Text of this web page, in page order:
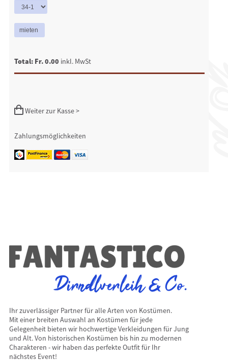
Total: Fr. 0.00 inkl. MwSt
Weiter zur Kasse >
Zahlungsmöglichkeiten
Ihr zuverlässiger Partner für alle Arten von Kostümen.
Mit einer breiten Auswahl an Kostümen für jede
Gelegenheit bieten wir hochwertige Verkleidungen für Jung
und Alt. Von historischen Kostümen bis hin zu modernen
Charakteren - wir haben das perfekte Outfit für Ihr
nächstes Event!